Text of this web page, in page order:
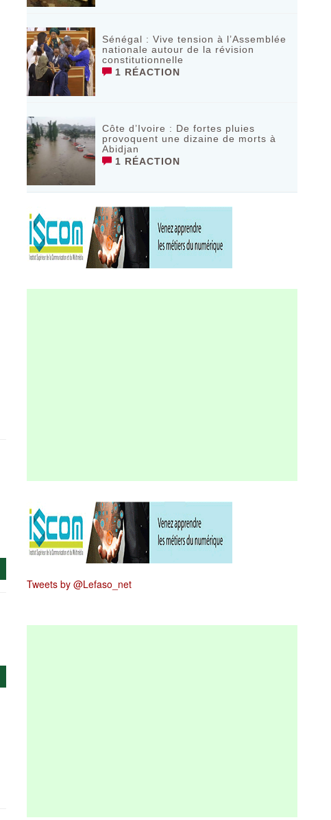
Sénégal : Vive tension à l’Assemblée
nationale autour de la révision
constitutionnelle
1 RÉACTION
Côte d’Ivoire : De fortes pluies
provoquent une dizaine de morts à
Abidjan
1 RÉACTION
Tweets by @Lefaso_net